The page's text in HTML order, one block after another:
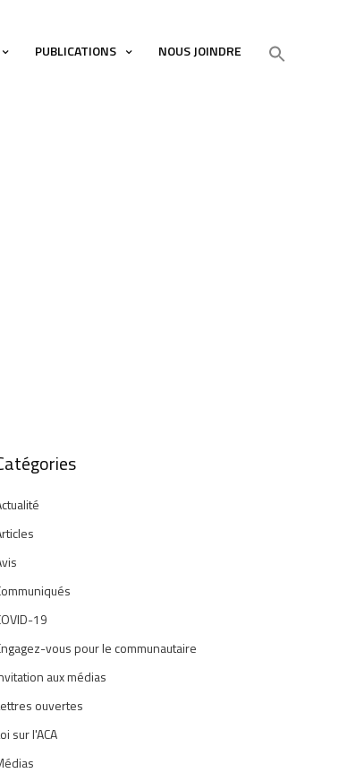
PUBLICATIONS NOUS JOINDRE
19
vous pour le communautaire
aux médias
ouvertes
sur l'ACA